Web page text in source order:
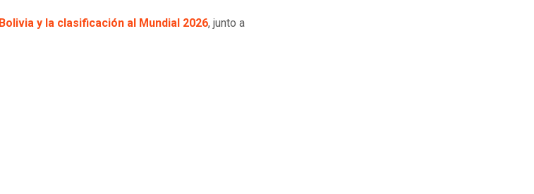
Bolivia y la clasificación al Mundial 2026, junto a